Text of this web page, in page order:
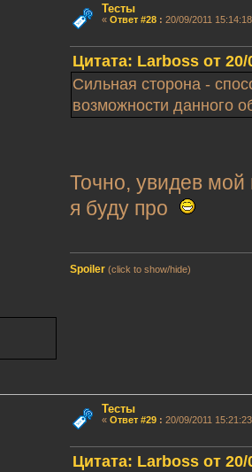
Тесты
« Ответ #28: 20/09/2011
Цитата: Lаrboss от 20/
Сильная сторона -
возможности данного
Точно, увидев мой
я буду про
Spoiler (click to show/hide)
Тесты
« Ответ #29: 20/09/2011
Цитата: Lаrboss от 20/